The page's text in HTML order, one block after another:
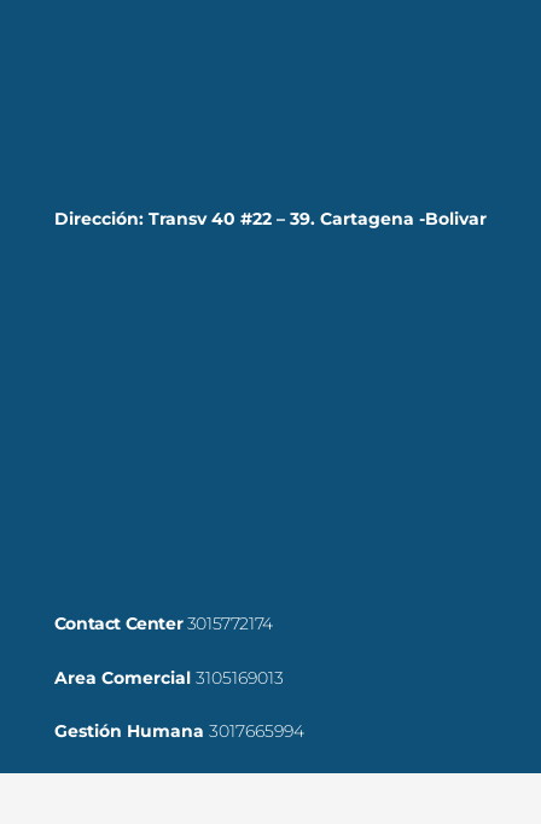
Contact Center3015772174
Area Comercial 3105169013
Gestión Humana 3017665994
Dirección: Transv 40 #22 – 39. Cartagena -Bolivar